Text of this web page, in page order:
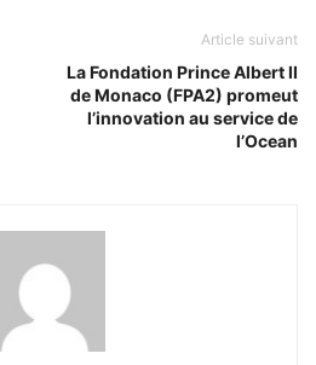
Article suivant
La Fondation Prince Albert II
de Monaco (FPA2) promeut
l’innovation au service de
l’Ocean